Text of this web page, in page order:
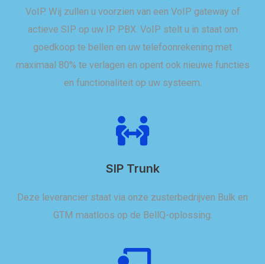
VoIP. Wij zullen u voorzien van een VoIP gateway of
actieve SIP op uw IP PBX. VoIP stelt u in staat om
goedkoop te bellen en uw telefoonrekening met
maximaal 80% te verlagen en opent ook nieuwe functies
en functionaliteit op uw systeem.
SIP Trunk
Deze leverancier staat via onze zusterbedrijven Bulk en
GTM maatloos op de BellQ-oplossing.